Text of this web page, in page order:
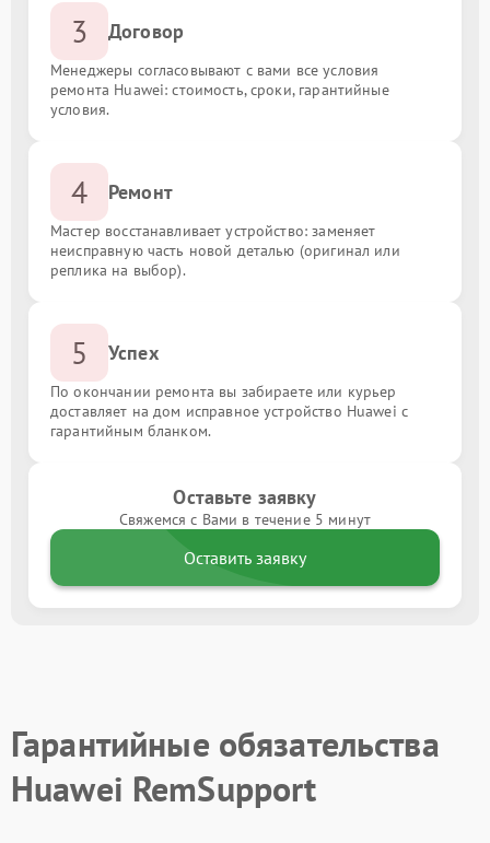
3 Договор
Менеджеры согласовывают с вами все условия
ремонта Huawei: стоимость, сроки, гарантийные
условия.
4 Ремонт
Мастер восстанавливает устройство: заменяет
неисправную часть новой деталью (оригинал или
реплика на выбор).
5 Успех
По окончании ремонта вы забираете или курьер
доставляет на дом исправное устройство Huawei с
гарантийным бланком.
Оставьте заявку
Свяжемся с Вами в течение 5 минут
Оставить заявку
Гарантийные обязательства
Huawei RemSupport